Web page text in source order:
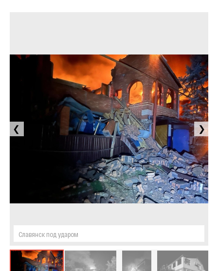
❮
Славянск под ударом
❯